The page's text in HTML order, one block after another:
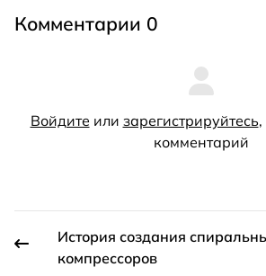
Комментарии 0
Войдите или зарегистрируйтесь
комментарий
История создания
компрессоров